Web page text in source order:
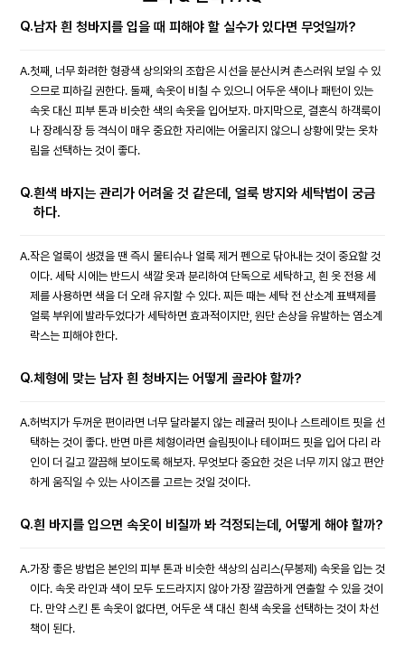
Q.남자 흰 청바지를 입을 때 피해야 할 실수가 있다면 무엇일까?
A.첫째, 너무 화려한 형광색 상의와의 조합은 시선을 분산시켜 촌스러워 보일 수 있
으므로 피하길 권한다. 둘째, 속옷이 비칠 수 있으니 어두운 색이나 패턴이 있는
속옷 대신 피부 톤과 비슷한 색의 속옷을 입어보자. 마지막으로, 결혼식 하객룩이
나 장례식장 등 격식이 매우 중요한 자리에는 어울리지 않으니 상황에 맞는 옷차
림을 선택하는 것이 좋다.
Q.흰색 바지는 관리가 어려울 것 같은데, 얼룩 방지와 세탁법이 궁금
하다.
A.작은 얼룩이 생겼을 땐 즉시 물티슈나 얼룩 제거 펜으로 닦아내는 것이 중요할 것
이다. 세탁 시에는 반드시 색깔 옷과 분리하여 단독으로 세탁하고, 흰 옷 전용 세
제를 사용하면 색을 더 오래 유지할 수 있다. 찌든 때는 세탁 전 산소계 표백제를
얼룩 부위에 발라두었다가 세탁하면 효과적이지만, 원단 손상을 유발하는 염소계
락스는 피해야 한다.
Q.체형에 맞는 남자 흰 청바지는 어떻게 골라야 할까?
A.허벅지가 두꺼운 편이라면 너무 달라붙지 않는 레귤러 핏이나 스트레이트 핏을 선
택하는 것이 좋다. 반면 마른 체형이라면 슬림핏이나 테이퍼드 핏을 입어 다리 라
인이 더 길고 깔끔해 보이도록 해보자. 무엇보다 중요한 것은 너무 끼지 않고 편안
하게 움직일 수 있는 사이즈를 고르는 것일 것이다.
Q.흰 바지를 입으면 속옷이 비칠까 봐 걱정되는데, 어떻게 해야 할까?
A.가장 좋은 방법은 본인의 피부 톤과 비슷한 색상의 심리스(무봉제) 속옷을 입는 것
이다. 속옷 라인과 색이 모두 도드라지지 않아 가장 깔끔하게 연출할 수 있을 것이
다. 만약 스킨 톤 속옷이 없다면, 어두운 색 대신 흰색 속옷을 선택하는 것이 차선
책이 된다.